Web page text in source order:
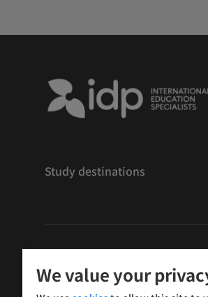
Study destinations
Copyright © IELTS Partners.
We value your